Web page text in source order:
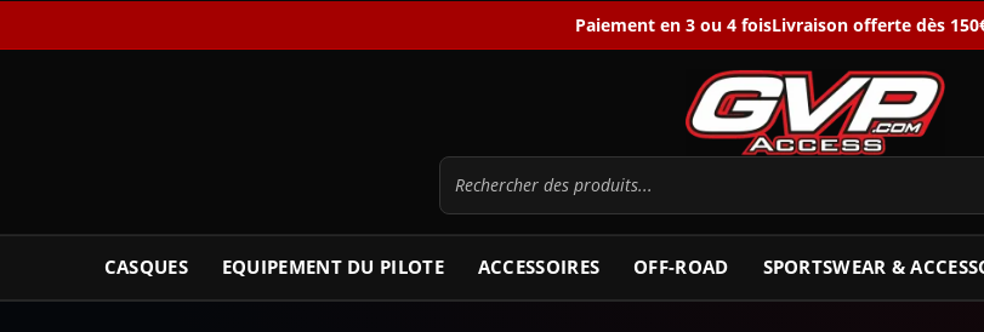
Paiement en 3 ou 4 foisLivraison offerte dès
CASQUES EQUIPEMENT DU PILOTE ACCESSOIRES OFF-ROAD SPORTSWEAR &